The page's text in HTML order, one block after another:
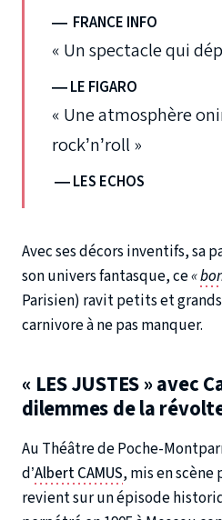
— FRANCE INFO
« Un spectacle qui
— LE FIGARO
« Une atmosphère
rock’n’roll »
— LES ECHOS
Avec ses décors inventifs, sa
son univers fantasque, ce«
Parisien) ravit petits et
carnivore à ne pas manquer.
« LES JUSTES » avec
dilemmes de la
Au Théâtre de Poche-
d’Albert CAMUS, mis en scène
revient sur un épisode